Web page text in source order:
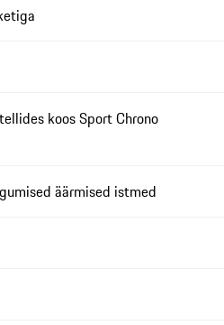
koos Sport Chrono
äärmised istmed